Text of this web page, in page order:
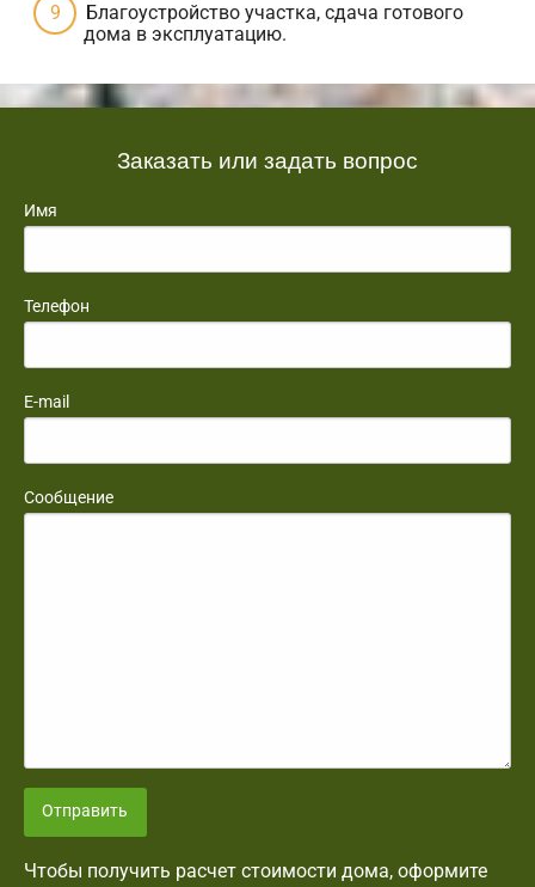
Благоустройство участка, сдача готового
дома в эксплуатацию.
Заказать или задать вопрос
Имя
Телефон
E-mail
Сообщение
Отправить
Чтобы получить расчет стоимости дома, оформите